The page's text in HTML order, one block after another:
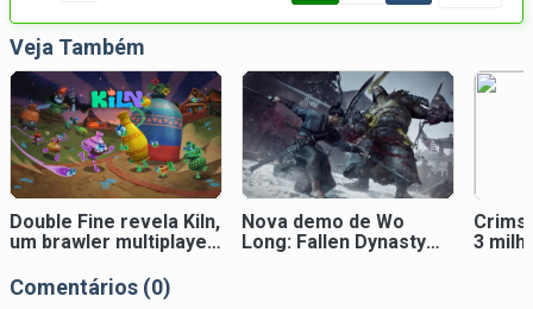
Veja Também
Double Fine revela Kiln,
um brawler multiplayer
cerâmica
Nova demo de Wo
Long: Fallen Dynasty
3
Comentários (0)